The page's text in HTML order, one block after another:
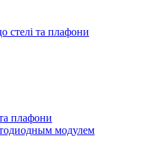
стелі та плафони
плафони
модулем